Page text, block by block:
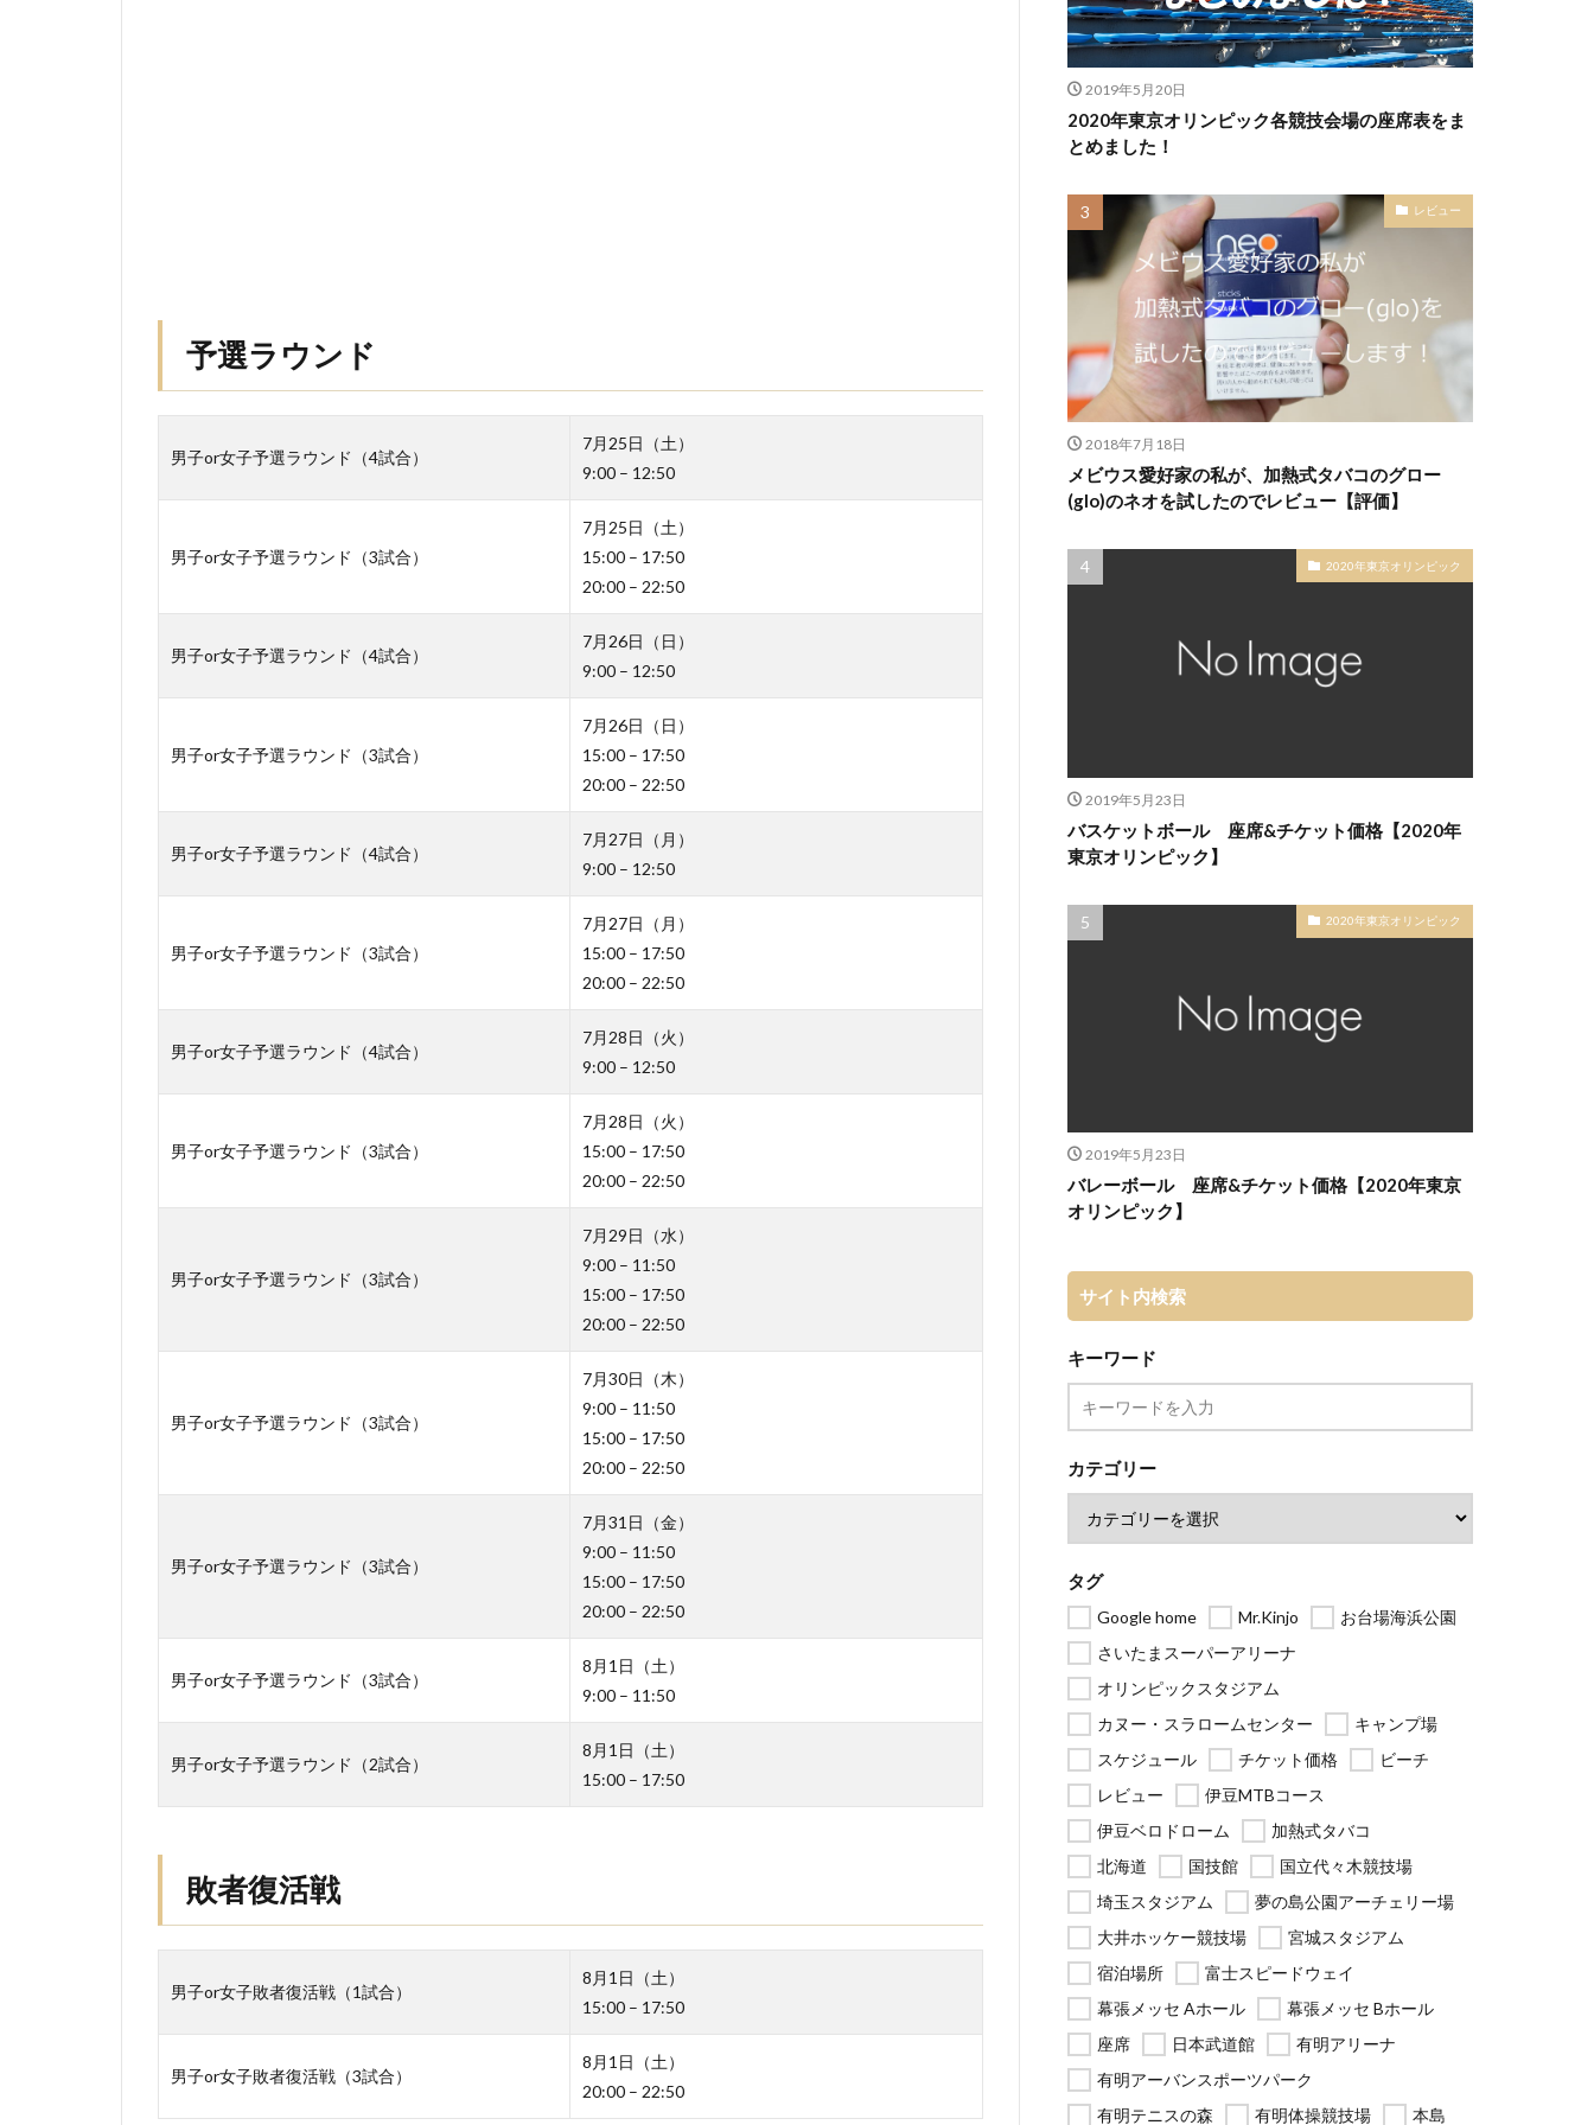
予選ラウンド
男子or女子予選ラウンド（4試合）
7月25日（土）
9:00 – 12:50
男子or女子予選ラウンド（3試合）
7月25日（土）
15:00 – 17:50
20:00 – 22:50
男子or女子予選ラウンド（4試合）
7月26日（日）
9:00 – 12:50
男子or女子予選ラウンド（3試合）
7月26日（日）
15:00 – 17:50
20:00 – 22:50
男子or女子予選ラウンド（4試合）
7月27日（月）
9:00 – 12:50
男子or女子予選ラウンド（3試合）
7月27日（月）
15:00 – 17:50
20:00 – 22:50
男子or女子予選ラウンド（4試合）
7月28日（火）
9:00 – 12:50
男子or女子予選ラウンド（3試合）
7月28日（火）
15:00 – 17:50
20:00 – 22:50
男子or女子予選ラウンド（3試合）
7月29日（水）
9:00 – 11:50
15:00 – 17:50
20:00 – 22:50
男子or女子予選ラウンド（3試合）
7月30日（木）
9:00 – 11:50
15:00 – 17:50
20:00 – 22:50
男子or女子予選ラウンド（3試合）
7月31日（金）
9:00 – 11:50
15:00 – 17:50
20:00 – 22:50
男子or女子予選ラウンド（3試合）
8月1日（土）
9:00 – 11:50
男子or女子予選ラウンド（2試合）
8月1日（土）
15:00 – 17:50
敗者復活戦
男子or女子敗者復活戦（1試合）
8月1日（土）
15:00 – 17:50
男子or女子敗者復活戦（3試合）
8月1日（土）
20:00 – 22:50
2019年5月20日
2020年東京オリンピック各競技会場の座席表をま
とめました！
レビュー
2018年7月18日
メビウス愛好家の私が、加熱式タバコのグロー
(glo)のネオを試したのでレビュー【評価】
2020年東京オリンピック
2019年5月23日
バスケットボール 座席&チケット価格【2020年
東京オリンピック】
2020年東京オリンピック
2019年5月23日
バレーボール 座席&チケット価格【2020年東京
オリンピック】
サイト内検索
キーワード
カテゴリー
タグ
Google home Mr.Kinjo
お台場海浜公園
さいたまスーパーアリーナ
オリンピックスタジアム
カヌー・スラロームセンター
キャンプ場
スケジュール
チケット価格
ビーチ
レビュー
伊豆MTBコース
伊豆ベロドローム
加熱式タバコ
北海道
国技館
国立代々木競技場
埼玉スタジアム
夢の島公園アーチェリー場
大井ホッケー競技場
宮城スタジアム
宿泊場所
富士スピードウェイ
幕張メッセ Aホール
幕張メッセ Bホール
座席
日本武道館
有明アリーナ
有明アーバンスポーツパーク
有明テニスの森
有明体操競技場 本島